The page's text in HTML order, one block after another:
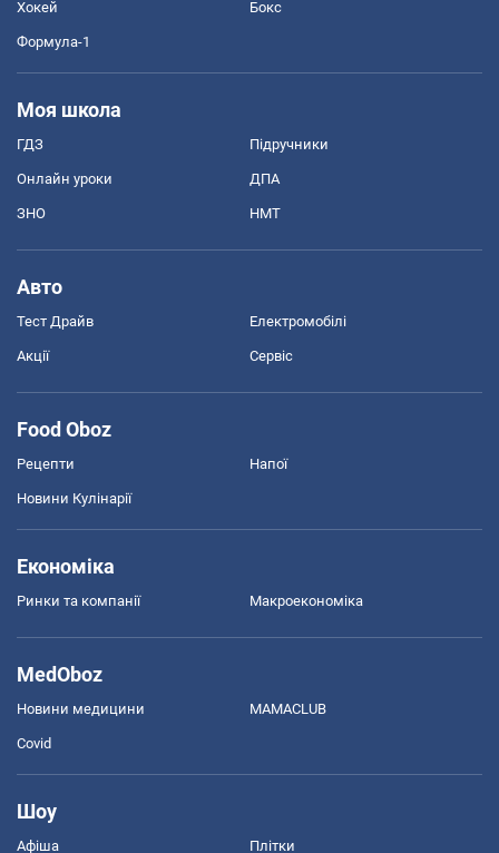
Хокей Бокс
Формула-1
Моя школа
ГДЗ Підручники
Онлайн уроки ДПА
ЗНО НМТ
Авто
Тест Драйв Електромобілі
Акції Сервіс
Food Oboz
Рецепти Напої
Новини Кулінарії
Економіка
Ринки та компанії Макроекономіка
MedOboz
Новини медицини MAMACLUB
Covid
Шоу
Афіша Плітки